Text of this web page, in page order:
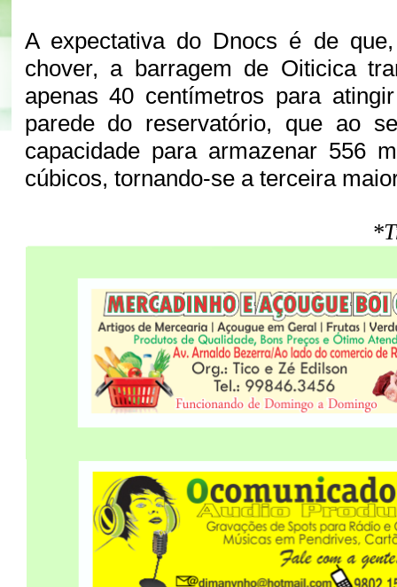
A expectativa do Dnocs é de
chover, a barragem de Oiticica
apenas 40 centímetros para
parede do reservatório, que ao
capacidade para armazenar 556
cúbicos, tornando-se a terceira